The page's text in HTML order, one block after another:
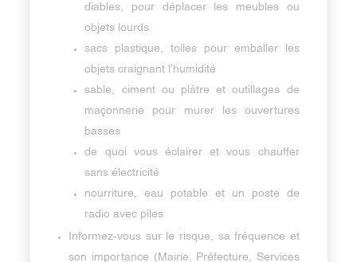
diables, pour déplacer les meubles ou
objets lourds
sacs plastique, toiles pour emballer les
objets craignant l’humidité
sable, ciment ou plâtre et outillages de
maçonnerie pour murer les ouvertures
basses
de quoi vous éclairer et vous chauffer
sans électricité
nourriture, eau potable et un poste de
radio avec piles
Informez-vous sur le risque, sa fréquence et
son importance (Mairie, Préfecture, Services